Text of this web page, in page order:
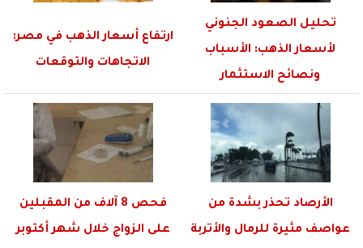
تحليل الصعود الجنوني
لأسعار الذهب: الأسباب
ونصائح الاستثمار
ارتفاع أسعار الذهب في مصر:
الاتجاهات والتوقعات
الأرصاد تحذر بشدة من
عواصف مثيرة للرمال والأتربة
فحص 8 آلاف من المقبلين
على الزواج خلال شهر أكتوبر